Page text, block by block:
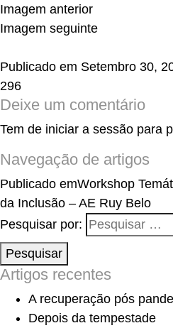
Imagem anterior
Imagem seguinte
Publicado em Setembro 30,
296
Deixe um comentário
Tem de iniciar a sessão para
Navegação de artigos
Publicado emWorkshop
da Inclusão – AE Ruy Belo
Pesquisar por:
Pesquisar
Artigos recentes
A recuperação pós
Depois da tempestade